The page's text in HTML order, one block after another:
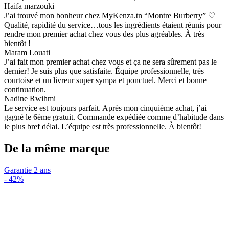
Haifa marzouki
J’ai trouvé mon bonheur chez MyKenza.tn “Montre Burberry” ♡
Qualité, rapidité du service…tous les ingrédients étaient réunis pour
rendre mon premier achat chez vous des plus agréables. À très
bientôt !
Maram Louati
J’ai fait mon premier achat chez vous et ça ne sera sûrement pas le
dernier! Je suis plus que satisfaite. Équipe professionnelle, très
courtoise et un livreur super sympa et ponctuel. Merci et bonne
continuation.
Nadine Rwihmi
Le service est toujours parfait. Après mon cinquième achat, j’ai
gagné le 6ème gratuit. Commande expédiée comme d’habitude dans
le plus bref délai. L’équipe est très professionnelle. À bientôt!
De la même marque
Garantie 2 ans
- 42%